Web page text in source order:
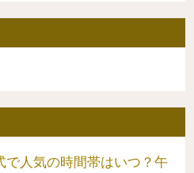
で人気の時間帯はいつ？午